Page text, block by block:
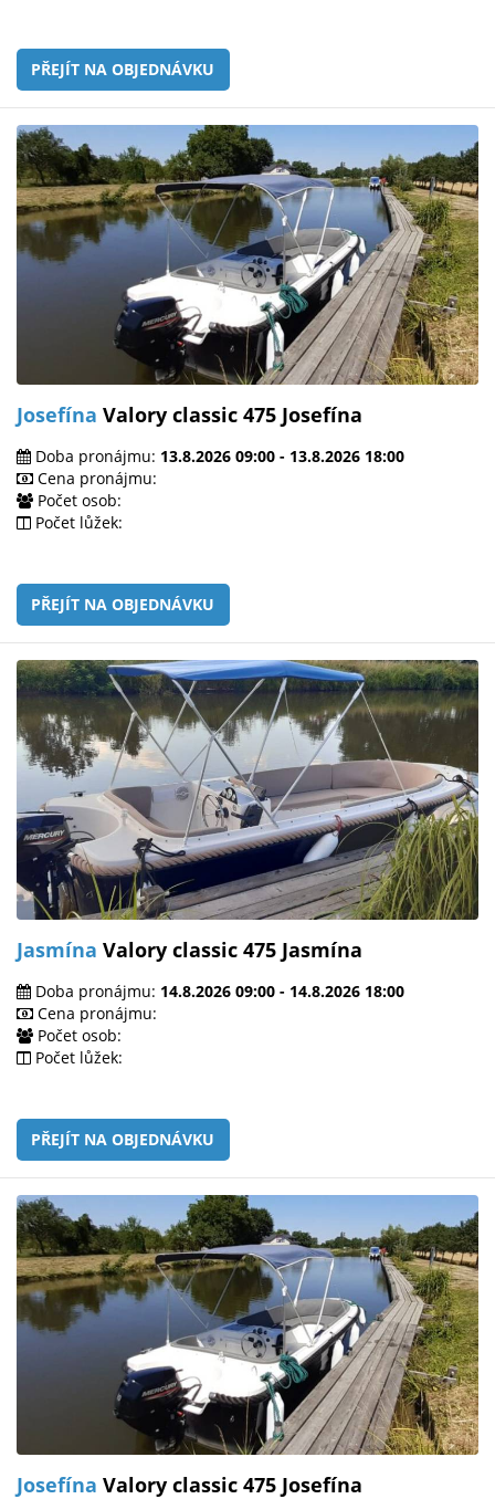
PŘEJÍT NA OBJEDNÁVKU
Josefína Valory classic 475 Josefína
Doba pronájmu: 13.8.2026 09:00 - 13.8.2026 18:00
Cena pronájmu:
Počet osob:
Počet lůžek:
PŘEJÍT NA OBJEDNÁVKU
Jasmína Valory classic 475 Jasmína
Doba pronájmu: 14.8.2026 09:00 - 14.8.2026 18:00
Cena pronájmu:
Počet osob:
Počet lůžek:
PŘEJÍT NA OBJEDNÁVKU
Josefína Valory classic 475 Josefína